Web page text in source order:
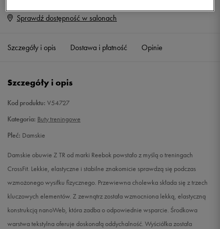
Rozmiary EU
38 24,5 cm
40 26 cm Powiadom o dostępności
26,5 cm Powiadom o dostępności
Sprawdź dostępność w salonach
Szczegóły i opis Dostawa i płatność Opinie
Szczegóły i opis
Kod produktu: V54727
Kategoria: Buty treningowe
Płeć: Damskie
Damskie obuwie Z TR od marki Reebok powstało z myślą o treningach
CrossFit. Lekkie, elastyczne i stabilne znakomicie sprawdzą się podczas
wzmożonego wysiłku fizycznego. Przewiewna cholewka składa się z trzech
kluczowych elementów. Z zewnątrz została wzmocniona lekką, elastyczną
konstrukcją nanoWeb, która zadba o odpowiednie wsparcie. Środkowa
warstwa tekstylna oferuje doskonałą oddychalność. Wyściółka została